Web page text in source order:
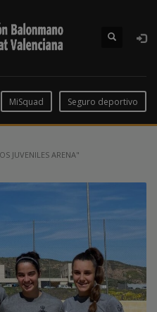
MiSquad Seguro deportivo
JUVENILES ARENA"